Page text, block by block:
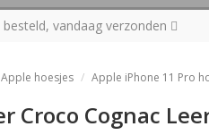
besteld, vandaag verzonden
Apple hoesjes Apple iPhone 11 Pro
Croco Cognac